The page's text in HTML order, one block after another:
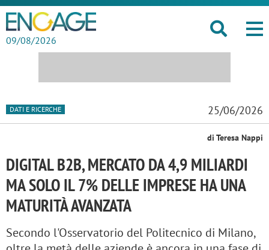
09/08/2026
DATI E RICERCHE 25/06/2026
di Teresa Nappi
DIGITAL B2B, MERCATO DA 4,9 MILIARDI
MA SOLO IL 7% DELLE IMPRESE HA UNA
MATURITÀ AVANZATA
Secondo l'Osservatorio del Politecnico di Milano,